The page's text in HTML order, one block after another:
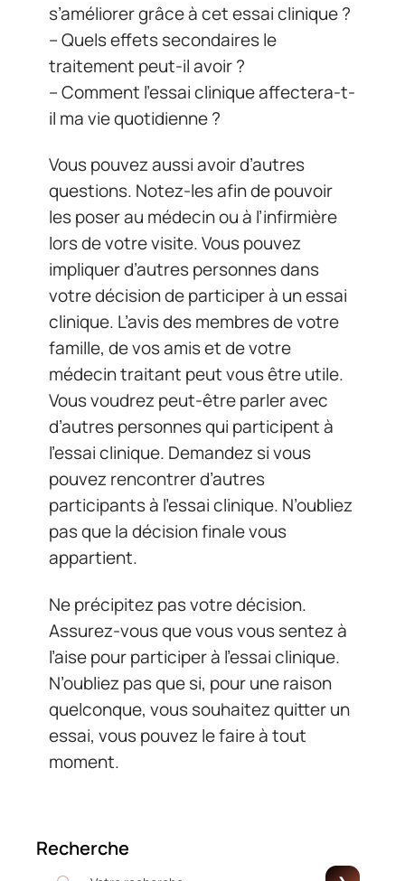
s’améliorer grâce à cet essai clinique ?
– Quels effets secondaires le
traitement peut-il avoir ?
– Comment l’essai clinique affectera-t-
il ma vie quotidienne ?
Vous pouvez aussi avoir d’autres
questions. Notez-les afin de pouvoir
les poser au médecin ou à l’infirmière
lors de votre visite. Vous pouvez
impliquer d’autres personnes dans
votre décision de participer à un essai
clinique. L’avis des membres de votre
famille, de vos amis et de votre
médecin traitant peut vous être utile.
Vous voudrez peut-être parler avec
d’autres personnes qui participent à
l’essai clinique. Demandez si vous
pouvez rencontrer d’autres
participants à l’essai clinique. N’oubliez
pas que la décision finale vous
appartient.
Ne précipitez pas votre décision.
Assurez-vous que vous vous sentez à
l’aise pour participer à l’essai clinique.
N’oubliez pas que si, pour une raison
quelconque, vous souhaitez quitter un
essai, vous pouvez le faire à tout
moment.
Recherche